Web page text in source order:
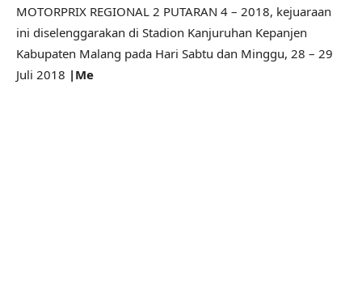
MOTORPRIX REGIONAL 2 PUTARAN 4 – 2018, kejuaraan
ini diselenggarakan di Stadion Kanjuruhan Kepanjen
Kabupaten Malang pada Hari Sabtu dan Minggu, 28 – 29
Juli 2018 |Me